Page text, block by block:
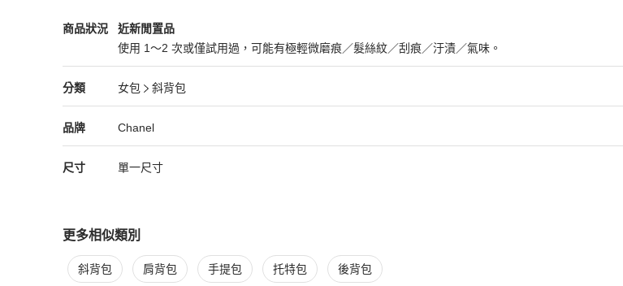
#香奈兒#chanel#chanel流浪包#流浪包小號
商品狀況
Chanel女包商品狀態與細節
近新閒置品
使用 1～2 次或僅試用過，可能有極輕微磨痕／髮絲紋／刮痕／汙漬／氣味。
近新閒置品
分類
Chanel 女包分類資訊
女包
斜背包
女包/斜背包推薦
品牌
Chanel 精品女包品牌介紹
Chanel
Chanel 推薦清單
尺寸 單一尺寸
更多相似類別
更多Chanel 女包相似商品推薦
斜背包 肩背包 手提包 托特包 後背包